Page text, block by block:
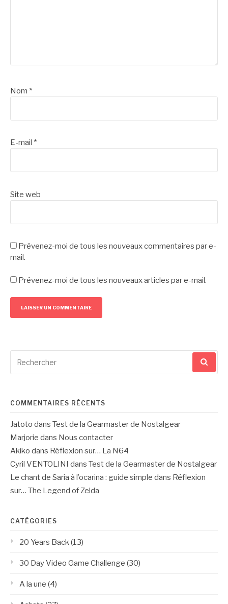
Nom *
E-mail *
Site web
Prévenez-moi de tous les nouveaux commentaires par e-
mail.
Prévenez-moi de tous les nouveaux articles par e-mail.
pour
COMMENTAIRES RÉCENTS
Jatoto dans Test de la Gearmaster de Nostalgear
Marjorie dans Nous contacter
Akiko dans Réflexion sur… La N64
Cyril VENTOLINI dans Test de la Gearmaster de Nostalgear
Le chant de Saria à l’ocarina : guide simple dans Réflexion
sur… The Legend of Zelda
CATÉGORIES
20 Years Back(13)
30 Day Video Game Challenge (30)
A la une (4)